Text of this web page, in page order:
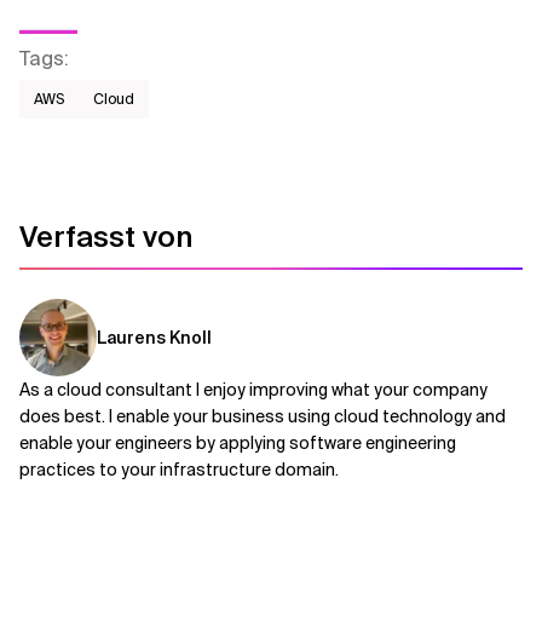
Tags:
AWS​ Cloud
Verfasst von
Laurens Knoll
As a cloud consultant I enjoy improving what your company
does best. I enable your business using cloud technology and
enable your engineers by applying software engineering
practices to your infrastructure domain.